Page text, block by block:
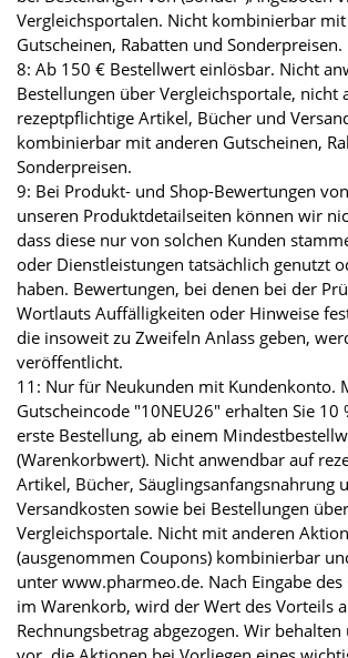
Vergleichsportalen. Nicht kombinierbar
Gutscheinen, Rabatten und Sonderpreisen.
8: Ab 150 € Bestellwert einlösbar. Nicht
Bestellungen über Vergleichsportale, nicht
rezeptpflichtige Artikel, Bücher und
kombinierbar mit anderen Gutscheinen,
Sonderpreisen.
9: Bei Produkt- und Shop-Bewertungen
unseren Produktdetailseiten können wir
dass diese nur von solchen Kunden
oder Dienstleistungen tatsächlich genutzt
haben. Bewertungen, bei denen bei der
Wortlauts Auffälligkeiten oder Hinweise
die insoweit zu Zweifeln Anlass geben,
veröffentlicht.
11: Nur für Neukunden mit Kundenkonto.
Gutscheincode "10NEU26" erhalten Sie 10
erste Bestellung, ab einem
(Warenkorbwert). Nicht anwendbar auf
Artikel, Bücher, Säuglingsanfangsnahrung
Versandkosten sowie bei Bestellungen über
Vergleichsportale. Nicht mit anderen
(ausgenommen Coupons) kombinierbar
unter www.pharmeo.de. Nach Eingabe des
im Warenkorb, wird der Wert des Vorteils
Rechnungsbetrag abgezogen. Wir behalten